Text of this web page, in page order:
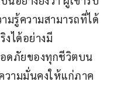
มรู้ความสามารถที่ได้
ได้อย่างมี
ดภัยของทุกชีวิตบน
วามมั่นคงให้แก่ภาค